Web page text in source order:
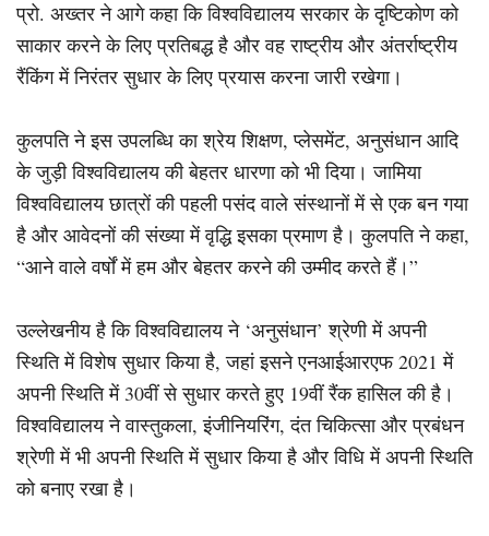
प्रो. अख्तर ने आगे कहा कि विश्वविद्यालय सरकार के दृष्टिकोण को
साकार करने के लिए प्रतिबद्ध है और वह राष्ट्रीय और अंतर्राष्ट्रीय
रैंकिंग में निरंतर सुधार के लिए प्रयास करना जारी रखेगा।
कुलपति ने इस उपलब्धि का श्रेय शिक्षण, प्लेसमेंट, अनुसंधान आदि
के जुड़ी विश्वविद्यालय की बेहतर धारणा को भी दिया। जामिया
विश्वविद्यालय छात्रों की पहली पसंद वाले संस्थानों में से एक बन गया
है और आवेदनों की संख्या में वृद्धि इसका प्रमाण है। कुलपति ने कहा,
“आने वाले वर्षों में हम और बेहतर करने की उम्मीद करते हैं।”
उल्लेखनीय है कि विश्वविद्यालय ने ‘अनुसंधान’ श्रेणी में अपनी
स्थिति में विशेष सुधार किया है, जहां इसने एनआईआरएफ 2021 में
अपनी स्थिति में 30वीं से सुधार करते हुए 19वीं रैंक हासिल की है।
विश्वविद्यालय ने वास्तुकला, इंजीनियरिंग, दंत चिकित्सा और प्रबंधन
श्रेणी में भी अपनी स्थिति में सुधार किया है और विधि में अपनी स्थिति
को बनाए रखा है।